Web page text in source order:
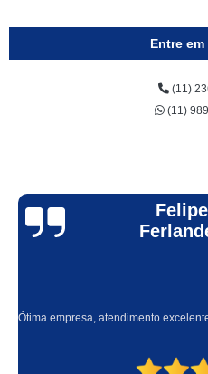
Entre
(11)
(11)
Felipe
Ótima empresa, atendimento